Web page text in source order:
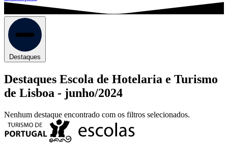
Destaques
Destaques Escola de Hotelaria e Turismo
de Lisboa - junho/2024
Nenhum destaque encontrado com os filtros selecionados.